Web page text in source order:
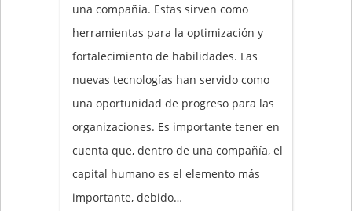
una compañía. Estas sirven como
herramientas para la optimización y
fortalecimiento de habilidades. Las
nuevas tecnologías han servido como
una oportunidad de progreso para las
organizaciones. Es importante tener en
cuenta que, dentro de una compañía, el
capital humano es el elemento más
importante, debido…